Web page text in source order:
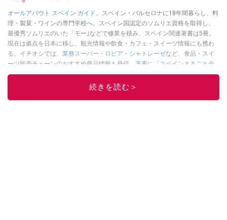
オールアバウト スペイン ガイド。
スペイン・バルセロナに18年間暮らし、料
理・製菓・ワインの専門学校へ。スペイン国認定のソムリエ資格を取得し、
最優秀ソムリエのいた「モー｣などで修業を積み、スペイン関連著書は5冊。
現在は拠点を日本に移し、観光情報や飲食・カフェ・スイーツ情報にも携わ
る。イチオシでは、 業務スーパー ・ ロピア ・ シャトレーゼなど、食品・スイ
ーツ販売チェーンのおすすめ商品情報も発信。 著書に『スペインまるごと全
17州おいしい旅』（‎産業編集センター刊）ほか。■経歴：ワイナリーツアー
ガイドや、飲食関連の方の視察旅行のコーディネートやガイド、スペインの
続きを読む＞